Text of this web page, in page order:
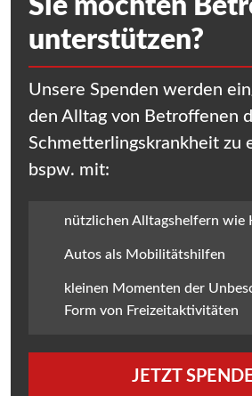
Sie möchten
unterstützen?
Unsere Spenden werden
den Alltag von Betroffenen
Schmetterlingskrankheit zu
bspw. mit:
nützlichen Alltagshelfern wie
Autos als Mobilitätshilfen
kleinen Momenten der
Form von Freizeitaktivitäten
JETZT